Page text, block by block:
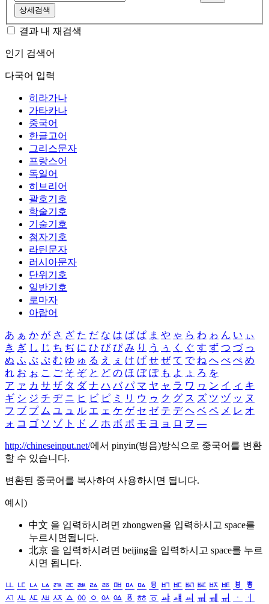
상세검색
결과 내 재검색
인기 검색어
다국어 입력
히라가나
가타카나
중국어
한글고어
그리스문자
프랑스어
독일어
히브리어
괄호기호
학술기호
기술기호
첨자기호
라틴문자
러시아문자
단위기호
일반기호
로마자
아랍어
あ ぁ か が さ ざ た だ な は ば ぱ ま や ゃ ら わ ゎ ん い ぃ
き ぎ し じ ち ぢ に ひ び ぴ み り う ぅ く ぐ す ず つ づ っ
ぬ ふ ぶ ぷ む ゆ ゅ る え ぇ け げ せ ぜ て で ね へ べ ぺ め
れ お ぉ こ ご そ ぞ と ど の ほ ぼ ぽ も よ ょ ろ を
ア ァ カ サ ザ タ ダ ナ ハ バ パ マ ヤ ャ ラ ワ ヮ ン イ ィ キ
ギ シ ジ チ ヂ ニ ヒ ビ ピ ミ リ ウ ゥ ク グ ス ズ ツ ヅ ッ ヌ
フ ブ プ ム ユ ュ ル エ ェ ケ ゲ セ ゼ テ デ ヘ ベ ペ メ レ オ
ォ コ ゴ ソ ゾ ト ド ノ ホ ボ ポ モ ヨ ョ ロ ヲ ―
http://chineseinput.net/에서 pinyin(병음)방식으로 중국어를 변환
할 수 있습니다.
변환된 중국어를 복사하여 사용하시면 됩니다.
예시)
中文 을 입력하시려면 zhongwen을 입력하시고 space를
누르시면됩니다.
北京 을 입력하시려면 beijing을 입력하시고 space를 누르
시면 됩니다.
ㅥ ㅦ ㅧ ㅨ ㅩ ㅪ ㅫ ㅬ ㅭ ㅮ ㅯ ㅰ ㅱ ㅲ ㅳ ㅴ ㅵ ㅶ ㅷ ㅸ
ㅹ
ㅺ ㅻ ㅼ ㅽ ㅾ ㅿ ㆀ ㆁ ㆂ ㆃ ㆄ ㆅ ㆆ ㆇ ㆈ ㆉ ㆊ ㆋ ㆌ ㆍ
ㆎ